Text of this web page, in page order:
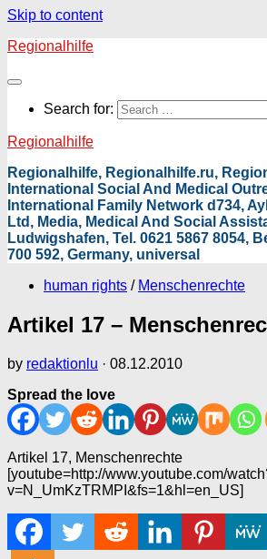
Skip to content
Regionalhilfe
Search for:
Regionalhilfe
Regionalhilfe, Regionalhilfe.ru,
International Social And Medical
International Family Network d734,
Ltd, Media, Medical And Social
Ludwigshafen, Tel. 0621 5867 8054,
700 592, Germany, universal
human rights / Menschenrechte
Artikel 17 –
by redaktionlu · 08.12.2010
Spread the love
Artikel 17, Menschenrechte
[youtube=http://www.youtube.com/
v=N_UmKzTRMPI&fs=1&hl=en_US]